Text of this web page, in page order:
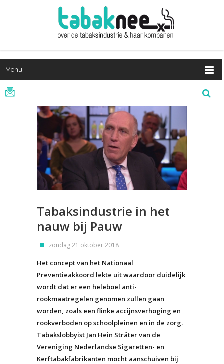
Menu
Tabaksindustrie in het
nauw bij Pauw
zondag 21 oktober 2018
Het concept van het Nationaal
Preventieakkoord lekte uit waardoor duidelijk
wordt dat er een heleboel anti-
rookmaatregelen genomen zullen gaan
worden, zoals een flinke accijnsverhoging en
rookverboden op schoolpleinen en in de zorg.
Tabakslobbyist Jan Hein Sträter van de
Vereniging Nederlandse Sigaretten- en
Kerftabakfabrikanten mocht aanschuiven bij